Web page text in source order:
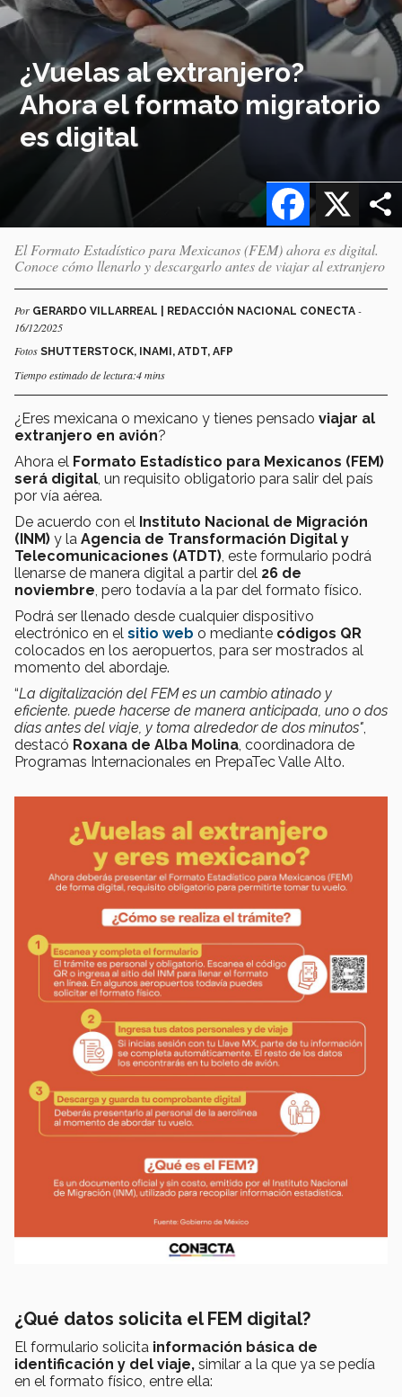
¿Vuelas al extranjero?
Ahora el formato migratorio
es digital
X
Facebook
El Formato Estadístico para Mexicanos (FEM) ahora es digital.
Conoce cómo llenarlo y descargarlo antes de viajar al extranjero
Por GERARDO VILLARREAL | REDACCIÓN NACIONAL CONECTA -
16/12/2025
Fotos SHUTTERSTOCK, INAMI, ATDT, AFP
Tiempo estimado de lectura:4 mins
¿Eres mexicana o mexicano y tienes pensado viajar al
extranjero en avión?
Ahora el Formato Estadístico para Mexicanos (FEM)
será digital , un requisito obligatorio para salir del país
por vía aérea.
De acuerdo con el Instituto Nacional de Migración
(INM) y la Agencia de Transformación Digital y
Telecomunicaciones (ATDT) , este formulario podrá
llenarse de manera digital a partir del 26 de
noviembre , pero todavía a la par del formato físico.
Podrá ser llenado desde cualquier dispositivo
electrónico en el sitio web o mediante códigos QR
colocados en los aeropuertos, para ser mostrados al
momento del abordaje.
“La digitalización del FEM es un cambio atinado y
eficiente. puede hacerse de manera anticipada, uno o dos
días antes del viaje, y toma alrededor de dos minutos"
destacó Roxana de Alba Molina , coordinadora de
Programas Internacionales en PrepaTec Valle Alto.
¿Qué datos solicita el FEM digital?
El formulario solicita información básica de
identificación y del viaje, similar a la que ya se pedía
en el formato físico, entre ella: